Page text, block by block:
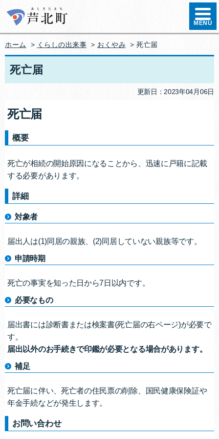
ハンバ
MENU
ホーム > くらしの出来事 > おくやみ > 死亡届
死亡届
更新日：2023年04月06日
死亡届
概要
死亡が相続の開始原因になることから、迅速に戸籍に記載
する必要があります。
詳細
対象者
届出人は(1)同居の親族、(2)同居していない親族等です。
申請時期
死亡の事実を知った日から7日以内です。
必要なもの
届出書には診断書または検案書(死亡届の右ページ)が必要で
す。
届出以外のお手続きで印鑑が必要となる場合があります。
補足
死亡届に伴い、死亡者の住民票の削除、国民健康保険証や
年金手続などが発生します。
お問い合わせ